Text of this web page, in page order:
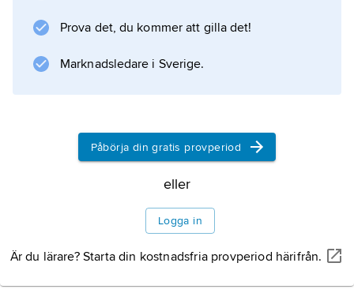
Prova det, du kommer att gilla det!
Marknadsledare i Sverige.
Påbörja din gratis provperiod
eller
Logga in
Är du lärare? Starta din kostnadsfria provperiod härifrån.